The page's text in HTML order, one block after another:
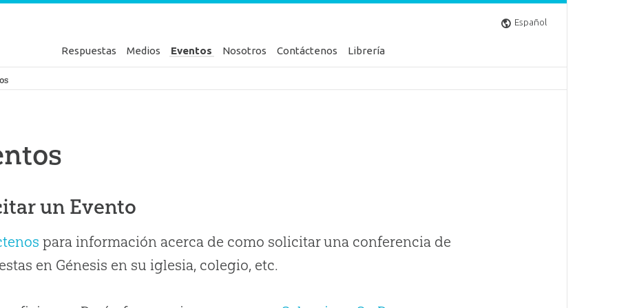
Español
Respuestas Medios Eventos Nosotros Contáctenos Librería
Génesis
un Evento
para información acerca de como solicitar una conferencia de
en Génesis en su iglesia, colegio, etc.